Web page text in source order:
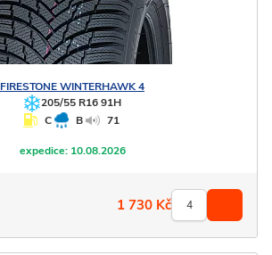
FIRESTONEWINTERHAWK 4
205/55 R16 91H
C
B 71
expedice:10.08.2026
1 730 Kč